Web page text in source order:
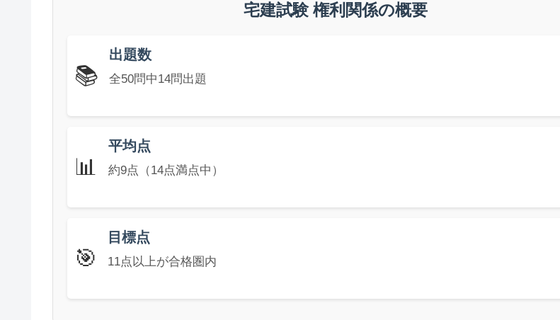
宅建試験 権利関係の概要
📚
出題数
全50問中14問出題
📊
平均点
約9点（14点満点中）
🎯
目標点
11点以上が合格圏内